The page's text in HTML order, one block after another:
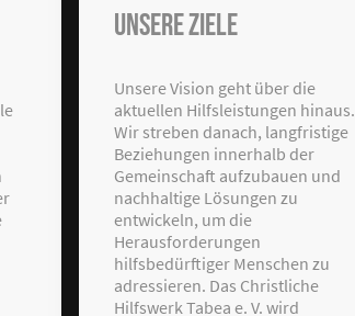
Unsere Ziele
Unsere Vision geht über die
aktuellen Hilfsleistungen hinaus.
Wir streben danach, langfristige
Beziehungen innerhalb der
Gemeinschaft aufzubauen und
nachhaltige Lösungen zu
entwickeln, um die
Herausforderungen
hilfsbedürftiger Menschen zu
adressieren. Das Christliche
Hilfswerk Tabea e. V. wird